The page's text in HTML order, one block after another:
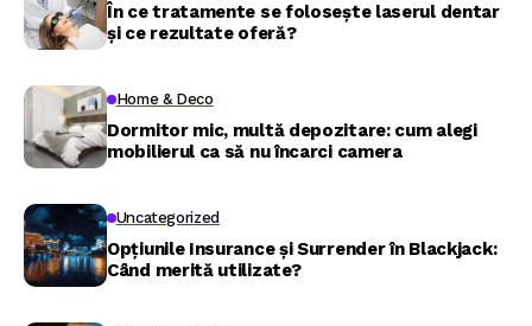
În ce tratamente se folosește laserul dentar
și ce rezultate oferă?
Home & Deco
Dormitor mic, multă depozitare: cum alegi
mobilierul ca să nu încarci camera
Uncategorized
Opțiunile Insurance și Surrender în Blackjack:
Când merită utilizate?